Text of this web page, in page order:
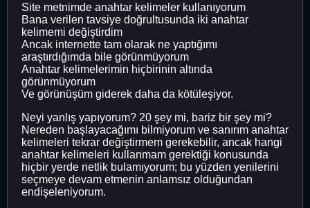
Site metnimde anahtar kelimeler kullanıyorum
Bana verilen tavsiye doğrultusunda iki anahtar
kelimemi değiştirdim
Ancak internette tam olarak ne yaptığımı
araştırdığımda bile görünmüyorum
Anahtar kelimelerimin hiçbirinin altında
görünmüyorum
Ve görünüşüm giderek daha da kötüleşiyor.
Neyi yanlış yapıyorum? 20 şey mi, bariz bir şey mi?
Nereden başlayacağımı bilmiyorum ve sanırım anahtar
kelimeleri tekrar değiştirmem gerekebilir, ancak hangi
anahtar kelimeleri kullanmam gerektiği konusunda
hiçbir yerde netlik bulamıyorum; bu yüzden yenilerini
seçmeye devam etmenin anlamsız olduğundan
endişeleniyorum.